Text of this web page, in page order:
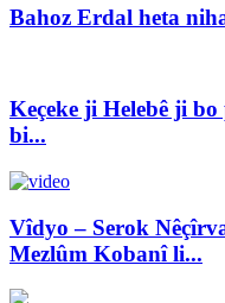
Bahoz Erdal heta
Keçeke ji Helebê ji
bi...
Vîdyo – Serok
Mezlûm Kobanî li...